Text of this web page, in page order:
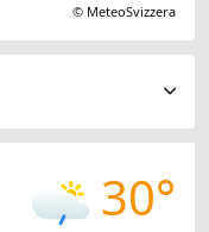
© MeteoSvizzera
30°